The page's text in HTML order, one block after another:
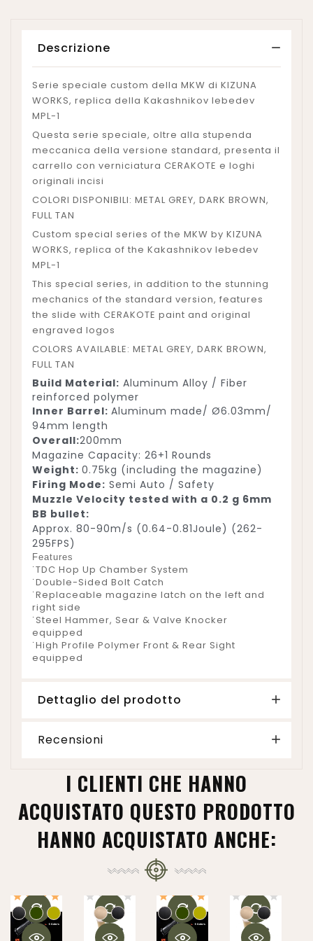
Descrizione
Serie speciale custom della MKW di KIZUNA
WORKS, replica della Kakashnikov lebedev
MPL-1
Questa serie speciale, oltre alla stupenda
meccanica della versione standard, presenta il
carrello con verniciatura CERAKOTE e loghi
originali incisi
COLORI DISPONIBILI: METAL GREY, DARK BROWN,
FULL TAN
Custom special series of the MKW by KIZUNA
WORKS, replica of the Kakashnikov lebedev
MPL-1
This special series, in addition to the stunning
mechanics of the standard version, features
the slide with CERAKOTE paint and original
engraved logos
COLORS AVAILABLE: METAL GREY, DARK BROWN,
FULL TAN
Build Material: Aluminum Alloy / Fiber
reinforced polymer
Inner Barrel: Aluminum made/ Ø6.03mm/
94mm length
Overall:200mm
Magazine Capacity: 26+1 Rounds
Weight: 0.75kg (including the magazine)
Firing Mode: Semi Auto / Safety
Muzzle Velocity tested with a 0.2 g 6mm
BB bullet:
Approx. 80-90m/s (0.64-0.81Joule) (262-
295FPS)
Features
˙TDC Hop Up Chamber System
˙Double-Sided Bolt Catch
˙Replaceable magazine latch on the left and
right side
˙Steel Hammer, Sear & Valve Knocker
equipped
˙High Profile Polymer Front & Rear Sight
equipped
Dettaglio del prodotto
Recensioni
I CLIENTI CHE HANNO
ACQUISTATO QUESTO PRODOTTO
HANNO ACQUISTATO ANCHE:
M
KW Gas Magazine